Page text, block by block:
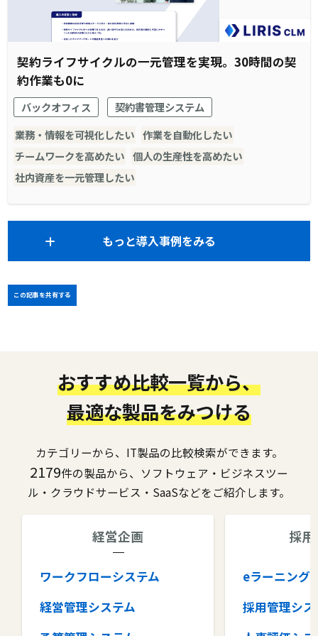
契約ライフサイクルの一元管理を実現。30時間の契
約作業も0に
バックオフィス
契約書管理システム
業務・情報を可視化したい 作業を自動化したい
チームワークを高めたい 個人の生産性を高めたい
社内資産を一元管理したい
もっと導入事例をみる
この記事を共有する
おすすめ比較一覧から、
最適な製品をみつける
カテゴリーから、IT製品の比較検索ができます。
2179件の製品から、ソフトウェア・ビジネスツー
ル・クラウドサービス・SaaSなどをご紹介します。
経営企画
ワークフローシステム
経営管理システム
採
eラーニング
採用管理シス